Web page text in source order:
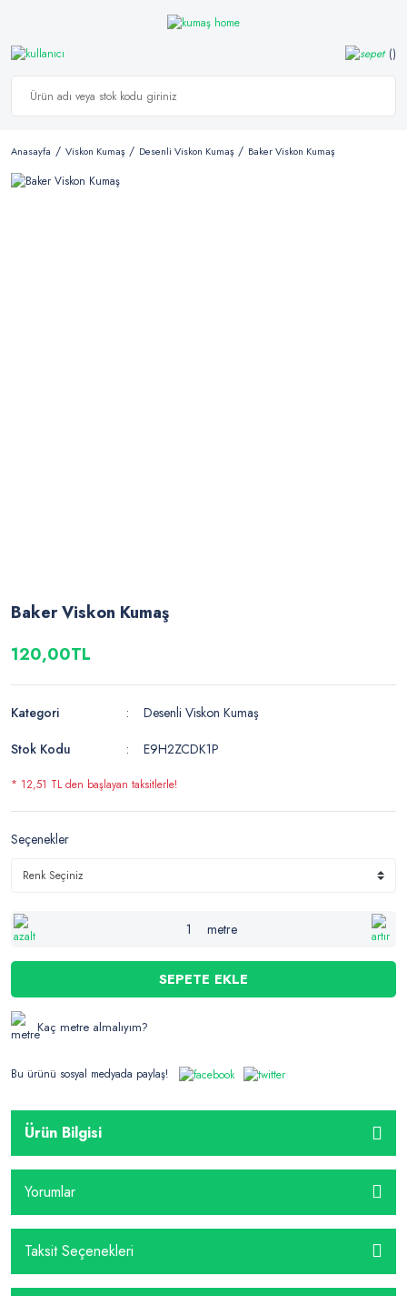
Anasayfa Viskon Kumaş Desenli Viskon Kumaş Baker Viskon Kumaş
Baker Viskon Kumaş
120,00TL
Kategori
Desenli Viskon Kumaş
Stok Kodu
E9H2ZCDK1P
* 12,51 TL den başlayan taksitlerle!
Seçenekler
metre
SEPETE EKLE
Kaç metre almalıyım?
Bu ürünü sosyal medyada paylaş!
Ürün Bilgisi
Yorumlar
Taksit Seçenekleri